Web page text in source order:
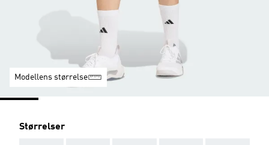
Modellens størrelse
Størrelser